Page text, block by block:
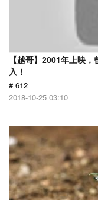
【越哥】2001年上映
入！
# 612
2018-10-25 03:10